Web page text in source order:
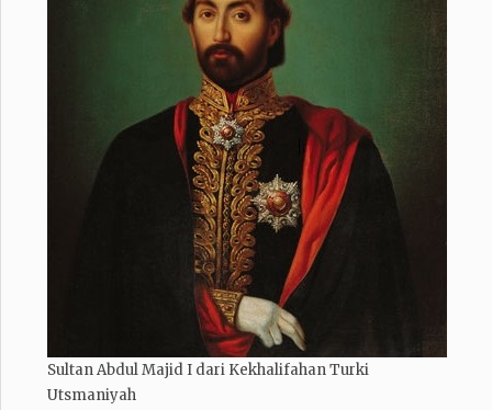
Sultan Abdul Majid I dari Kekhalifahan Turki
Utsmaniyah